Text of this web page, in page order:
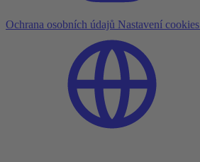
Ochrana osobních údajů Nastavení cookies